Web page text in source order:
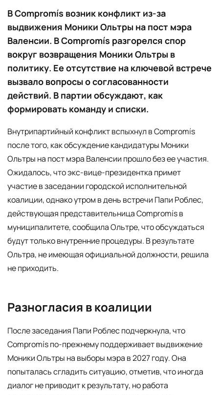
В Compromís возник конфликт из-за
выдвижения Моники Ольтры на пост мэра
Валенсии. В Compromís разгорелся спор
вокруг возвращения Моники Ольтры в
политику. Ее отсутствие на ключевой встрече
вызвало вопросы о согласованности
действий. В партии обсуждают, как
формировать команду и списки.
Внутрипартийный конфликт вспыхнул в Compromís
после того, как обсуждение кандидатуры Моники
Ольтры на пост мэра Валенсии прошло без ее участия.
Ожидалось, что экс-вице-президентка примет
участие в заседании городской исполнительной
коалиции, однако утром в день встречи Папи Роблес,
действующая представительница Compromís в
муниципалитете, сообщила Ольтре, что обсуждаться
будут только внутренние процедуры. В результате
Ольтра, не имеющая официальной должности, решила
не приходить.
Разногласия в коалиции
После заседания Папи Роблес подчеркнула, что
Compromís по-прежнему поддерживает выдвижение
Моники Ольтры на выборы мэра в 2027 году. Она
попыталась сгладить ситуацию, отметив, что иногда
диалог не приводит к результату, но работа